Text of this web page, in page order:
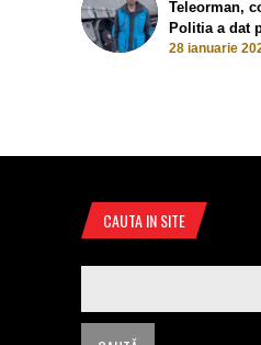
Teleorman,
Politia a dat
28 ianuarie
CAUTA IN SITE